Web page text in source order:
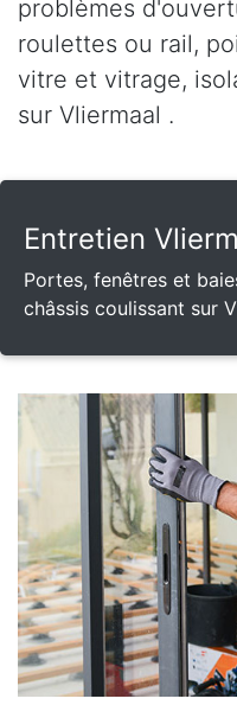
problèmes
roulettes ou rail,
vitre et vitrage,
sur Vliermaal .
Entretien
Portes, fenêtres et
châssis coulissant sur